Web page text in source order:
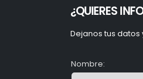
¿QUIERES
Dejanos tus
Nombre: